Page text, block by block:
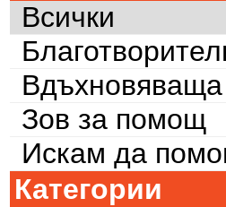
Всички
Зов за помощ
Искам да
Категории